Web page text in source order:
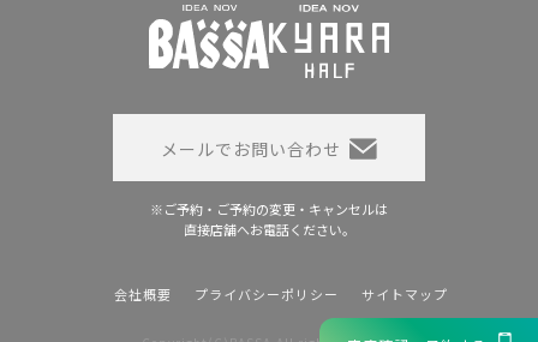
メールでお問い合わせ
※ご予約・ご予約の変更・キャンセルは
直接店舗へお電話ください。
会社概要 プライバシーポリシー サイトマップ